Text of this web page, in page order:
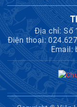
Địa chỉ: Số
Điện thoại:
Email: